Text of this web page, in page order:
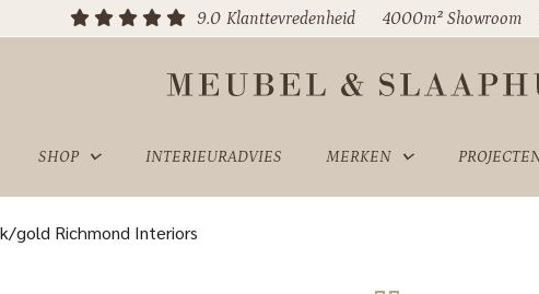
9.0 Klanttevredenheid 4000m² Showroom
SHOP INTERIEURADVIES MERKEN
gold Richmond Interiors